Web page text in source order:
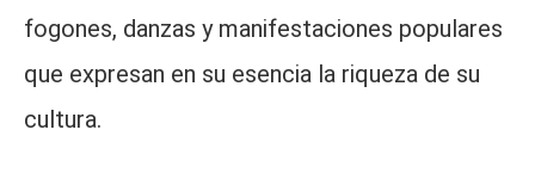
fogones, danzas y manifestaciones populares
que expresan en su esencia la riqueza de su
cultura.